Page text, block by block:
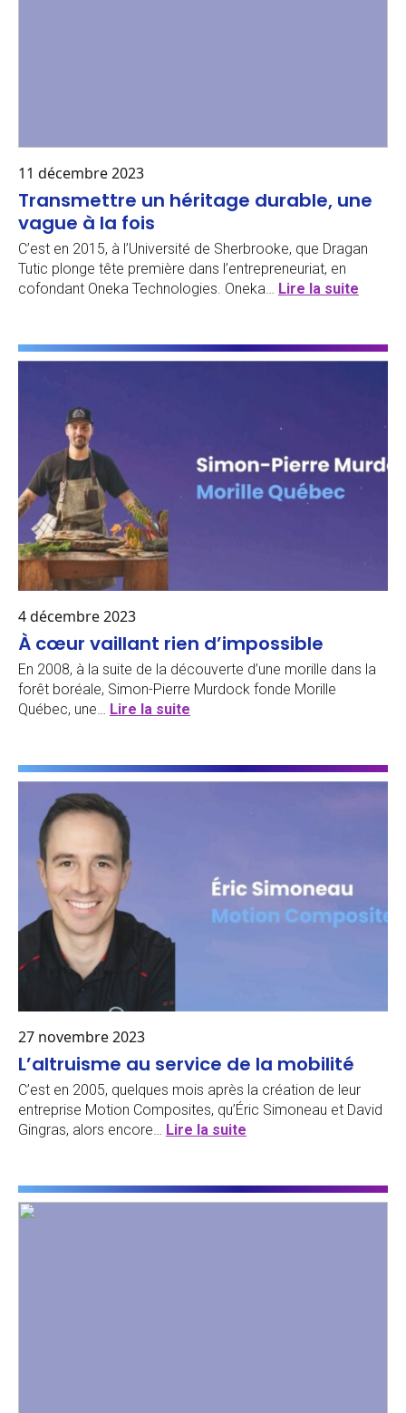
11 décembre 2023
Transmettre un héritage durable, une
vague à la fois
C’est en 2015, à l’Université de Sherbrooke, que Dragan
Tutic plonge tête première dans l’entrepreneuriat, en
cofondant Oneka Technologies. Oneka… Lire la suite
4 décembre 2023
À cœur vaillant rien d’impossible
En 2008, à la suite de la découverte d’une morille dans la
forêt boréale, Simon-Pierre Murdock fonde Morille
Québec, une… Lire la suite
27 novembre 2023
L’altruisme au service de la mobilité
C’est en 2005, quelques mois après la création de leur
entreprise Motion Composites, qu’Éric Simoneau et David
Gingras, alors encore… Lire la suite